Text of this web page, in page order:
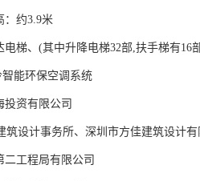
：约3.9米
电梯、(其中升降电梯32部,扶手梯有16
能环保空调系统
资有限公司
筑设计事务所、深圳市方佳建筑设计有
工程局有限公司